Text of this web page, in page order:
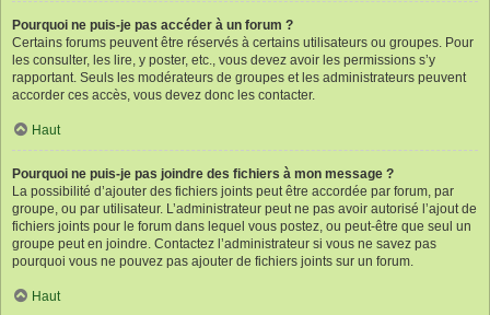
Pourquoi ne puis-je pas accéder à un forum ?
Certains forums peuvent être réservés à certains utilisateurs ou groupes. Pour
les consulter, les lire, y poster, etc., vous devez avoir les permissions s’y
rapportant. Seuls les modérateurs de groupes et les administrateurs peuvent
accorder ces accès, vous devez donc les contacter.
Haut
Pourquoi ne puis-je pas joindre des fichiers à mon message ?
La possibilité d’ajouter des fichiers joints peut être accordée par forum, par
groupe, ou par utilisateur. L’administrateur peut ne pas avoir autorisé l’ajout de
fichiers joints pour le forum dans lequel vous postez, ou peut-être que seul un
groupe peut en joindre. Contactez l’administrateur si vous ne savez pas
pourquoi vous ne pouvez pas ajouter de fichiers joints sur un forum.
Haut